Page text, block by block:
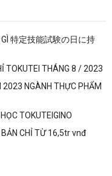
GÌ 特定技能試験の日に持
TOKUTEI THÁNG 8 / 2023
2023 NGÀNH THỰC PHẨM
TOKUTEIGINO
BẢN CHỈ TỪ 16,5tr vnđ